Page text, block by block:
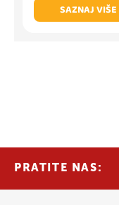
SAZNAJ VIŠE
PRATITE NAS: